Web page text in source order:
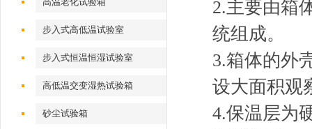
步入式高低温试验室
步入式恒温恒湿试验室
高低温交变湿热试验箱
砂尘试验箱
2.主要由箱
统组成。
3.箱体的外
设大面积观
4.保温层为